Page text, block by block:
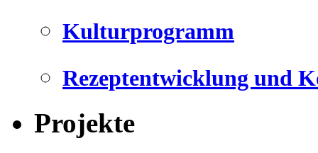
Kulturprogramm
Rezeptentwicklung und
Projekte